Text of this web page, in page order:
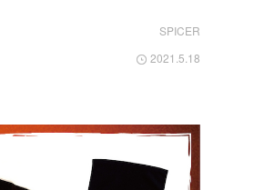
SPICER
2021.5.18